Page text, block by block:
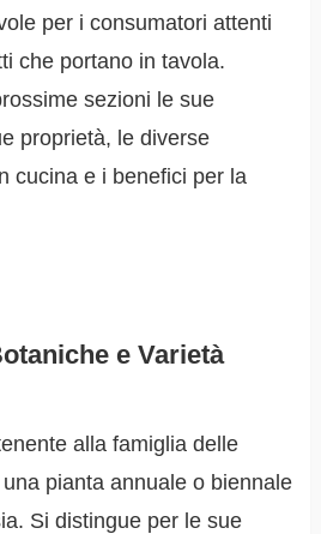
per i consumatori attenti
che portano in tavola.
sezioni le sue
proprietà, le diverse
cucina e i benefici per la
e Varietà
alla famiglia delle
pianta annuale o biennale
Si distingue per le sue